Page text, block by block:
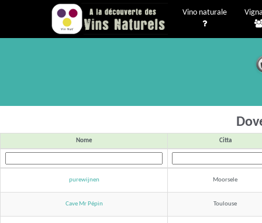
Vino naturale
Nome Citta
purewijnen Moorsele
Cave Mr Pépin Toulouse